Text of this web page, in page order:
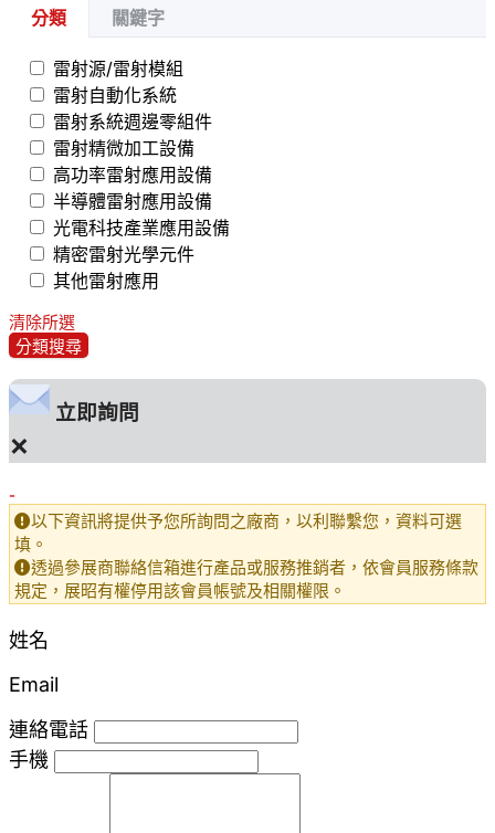
分類 關鍵字
雷射源/雷射模組
雷射自動化系統
雷射系統週邊零組件
雷射精微加工設備
高功率雷射應用設備
半導體雷射應用設備
光電科技產業應用設備
精密雷射光學元件
其他雷射應用
清除所選
分類搜尋
立即詢問
×
-
以下資訊將提供予您所詢問之廠商，以利聯繫您，資料可選
填。
透過參展商聯絡信箱進行產品或服務推銷者，依會員服務條款
規定，展昭有權停用該會員帳號及相關權限。
姓名
Email
連絡電話
手機